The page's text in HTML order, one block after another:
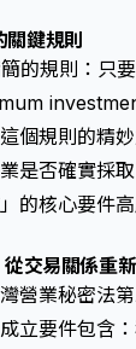
鍵規則
的規則：只
個規則的精
否確實採
的核心要件
交易關係重
營業秘密法
立要件包含